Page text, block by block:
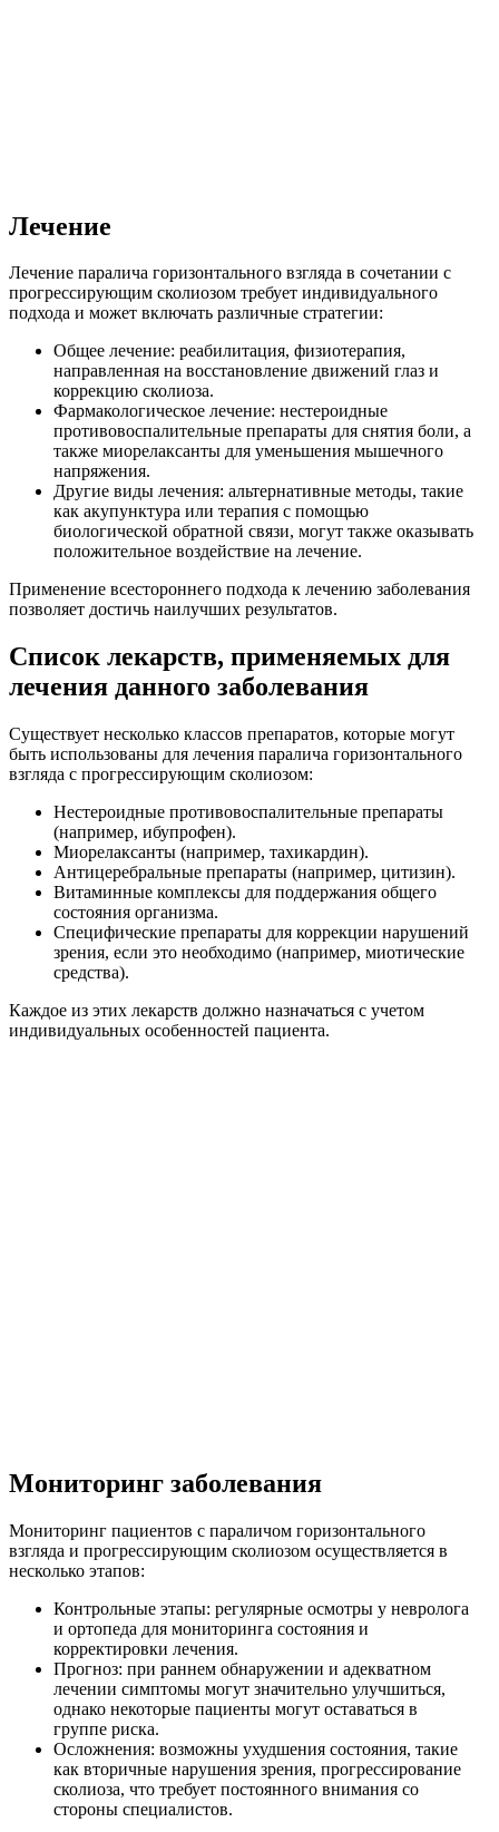
Лечение
Лечение паралича горизонтального взгляда в сочетании с
прогрессирующим сколиозом требует индивидуального
подхода и может включать различные стратегии:
Общее лечение: реабилитация, физиотерапия,
направленная на восстановление движений глаз и
коррекцию сколиоза.
Фармакологическое лечение: нестероидные
противовоспалительные препараты для снятия боли, а
также миорелаксанты для уменьшения мышечного
напряжения.
Другие виды лечения: альтернативные методы, такие
как акупунктура или терапия с помощью
биологической обратной связи, могут также оказывать
положительное воздействие на лечение.
Применение всестороннего подхода к лечению заболевания
позволяет достичь наилучших результатов.
Список лекарств, применяемых для
лечения данного заболевания
Существует несколько классов препаратов, которые могут
быть использованы для лечения паралича горизонтального
взгляда с прогрессирующим сколиозом:
Нестероидные противовоспалительные препараты
(например, ибупрофен).
Миорелаксанты (например, тахикардин).
Антицеребральные препараты (например, цитизин).
Витаминные комплексы для поддержания общего
состояния организма.
Специфические препараты для коррекции нарушений
зрения, если это необходимо (например, миотические
средства).
Каждое из этих лекарств должно назначаться с учетом
индивидуальных особенностей пациента.
Мониторинг заболевания
Мониторинг пациентов с параличом горизонтального
взгляда и прогрессирующим сколиозом осуществляется в
несколько этапов:
Контрольные этапы: регулярные осмотры у невролога
и ортопеда для мониторинга состояния и
корректировки лечения.
Прогноз: при раннем обнаружении и адекватном
лечении симптомы могут значительно улучшиться,
однако некоторые пациенты могут оставаться в
группе риска.
Осложнения: возможны ухудшения состояния, такие
как вторичные нарушения зрения, прогрессирование
сколиоза, что требует постоянного внимания со
стороны специалистов.